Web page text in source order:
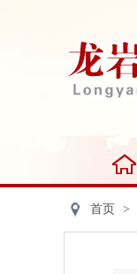
首页 >